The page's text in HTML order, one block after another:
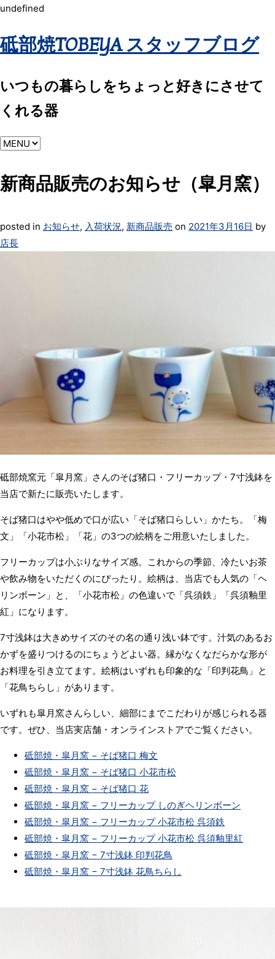
undefined
砥部焼TOBEYA スタッフブログ
いつもの暮らしをちょっと好きにさせて
くれる器
新商品販売のお知らせ（皐月窯）
posted in お知らせ, 入荷状況, 新商品販売 on 2021年3月16日 by
店長
砥部焼窯元「皐月窯」さんのそば猪口・フリーカップ・7寸浅鉢を
当店で新たに販売いたします。
そば猪口はやや低めで口が広い「そば猪口らしい」かたち。「梅
文」「小花市松」「花」の3つの絵柄をご用意いたしました。
フリーカップは小ぶりなサイズ感。これからの季節、冷たいお茶
や飲み物をいただくのにぴったり。絵柄は、当店でも人気の「ヘ
リンボーン」と、「小花市松」の色違いで「呉須鉄」「呉須釉里
紅」になります。
7寸浅鉢は大きめサイズのその名の通り浅い鉢です。汁気のあるお
かずを盛りつけるのにちょうどよい器。縁がなくなだらかな形が
お料理を引き立てます。絵柄はいずれも印象的な「印判花鳥」と
「花鳥ちらし」があります。
いずれも皐月窯さんらしい、細部にまでこだわりが感じられる器
です。ぜひ、当店実店舗・オンラインストアでご覧ください。
砥部焼・皐月窯 − そば猪口 梅文
砥部焼・皐月窯 − そば猪口 小花市松
砥部焼・皐月窯 − そば猪口 花
砥部焼・皐月窯 − フリーカップ しのぎヘリンボーン
砥部焼・皐月窯 − フリーカップ 小花市松 呉須鉄
砥部焼・皐月窯 − フリーカップ 小花市松 呉須釉里紅
砥部焼・皐月窯 − 7寸浅鉢 印判花鳥
砥部焼・皐月窯 − 7寸浅鉢 花鳥ちらし